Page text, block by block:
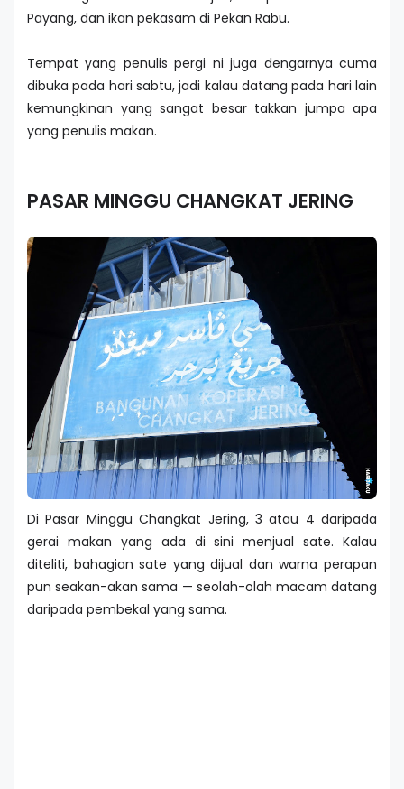
Payang, dan ikan pekasam di Pekan Rabu.
Tempat yang penulis pergi ni juga dengarnya cuma
dibuka pada hari sabtu, jadi kalau datang pada hari lain
kemungkinan yang sangat besar takkan jumpa apa
yang penulis makan.
PASAR MINGGU CHANGKAT JERING
Di Pasar Minggu Changkat Jering, 3 atau 4 daripada
gerai makan yang ada di sini menjual sate. Kalau
diteliti, bahagian sate yang dijual dan warna perapan
pun seakan-akan sama — seolah-olah macam datang
daripada pembekal yang sama.